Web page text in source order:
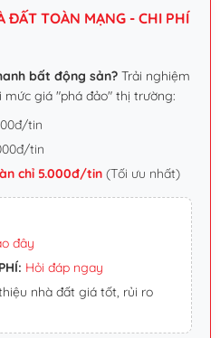
ĐẤT TOÀN MẠNG - CHI PHÍ
bất động sản? Trải nghiệm
giá "phá đảo" thị trường:
tin
tin
chỉ 5.000đ/tin (Tối ưu nhất)
đây
Hỏi đáp ngay
nhà đất giá tốt, rủi ro